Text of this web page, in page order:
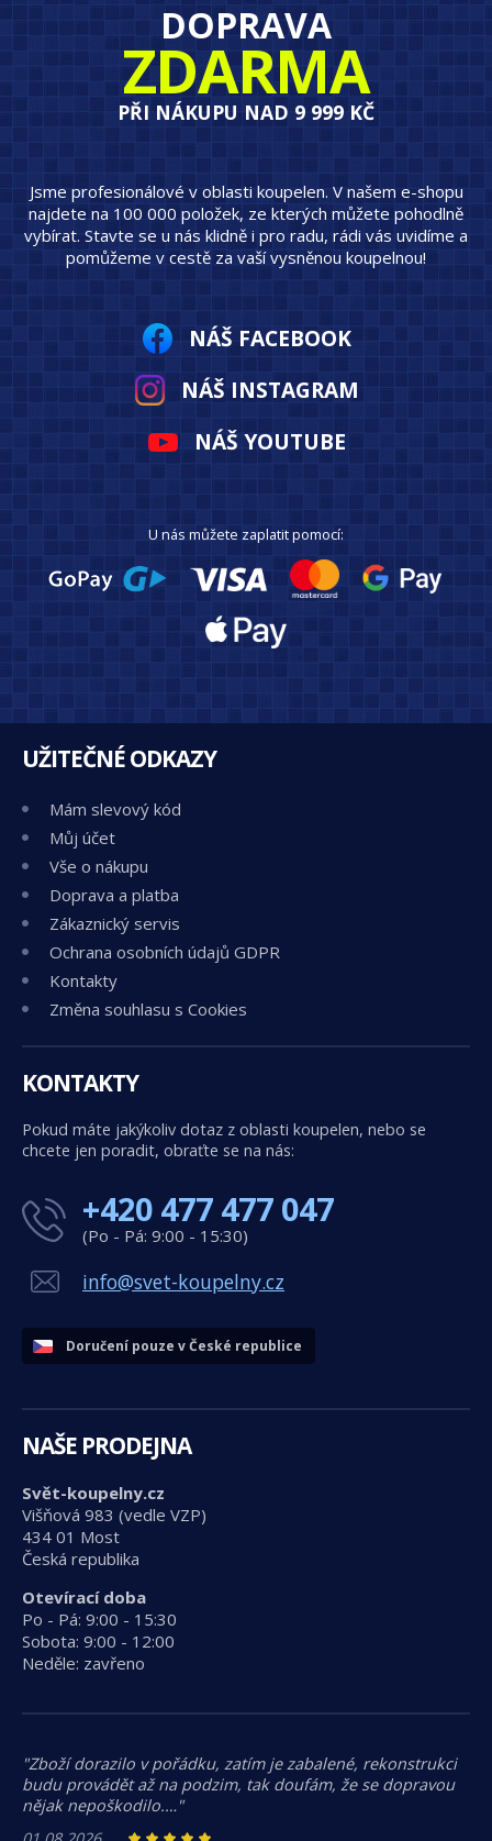
DOPRAVA
ZDARMA
PŘI NÁKUPU NAD 9 999 KČ
Jsme profesionálové v oblasti koupelen. V našem e-shopu
najdete na 100 000 položek, ze kterých můžete pohodlně
vybírat. Stavte se u nás klidně i pro radu, rádi vás uvidíme a
pomůžeme v cestě za vaší vysněnou koupelnou!
NÁŠ FACEBOOK
NÁŠ INSTAGRAM
NÁŠ YOUTUBE
U nás můžete zaplatit pomocí:
UŽITEČNÉ ODKAZY
Mám slevový kód
Můj účet
Vše o nákupu
Doprava a platba
Zákaznický servis
Ochrana osobních údajů GDPR
Kontakty
Změna souhlasu s Cookies
KONTAKTY
Pokud máte jakýkoliv dotaz z oblasti koupelen, nebo se
chcete jen poradit, obraťte se na nás:
+420 477 477 047
(Po - Pá: 9:00 - 15:30)
info@svet-koupelny.cz
Doručení pouze v České republice
NAŠE PRODEJNA
Svět-koupelny.cz
Višňová 983 (vedle VZP)
434 01 Most
Česká republika
Otevírací doba
Po - Pá: 9:00 - 15:30
Sobota: 9:00 - 12:00
Neděle: zavřeno
"Zboží dorazilo v pořádku, zatím je zabalené, rekonstrukci
budu provádět až na podzim, tak doufám, že se dopravou
nějak nepoškodilo.…"